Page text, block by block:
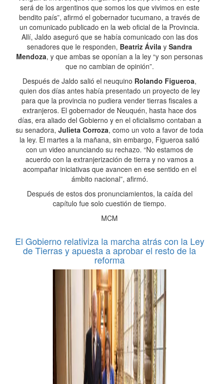
será de los argentinos que somos los que vivimos en este
bendito país”, afirmó el gobernador tucumano, a través de
un comunicado publicado en la web oficial de la Provincia.
Allí, Jaldo aseguró que se había comunicado con las dos
senadores que le responden, Beatriz Ávila y Sandra
Mendoza, y que ambas se oponían a la ley “y son personas
que no cambian de opinión”.
Después de Jaldo salió el neuquino Rolando Figueroa,
quien dos días antes había presentado un proyecto de ley
para que la provincia no pudiera vender tierras fiscales a
extranjeros. El gobernador de Neuquén, hasta hace dos
días, era aliado del Gobierno y en el oficialismo contaban a
su senadora, Julieta Corroza, como un voto a favor de toda
la ley. El martes a la mañana, sin embargo, Figueroa salió
con un video anunciando su rechazo. “No estamos de
acuerdo con la extranjerización de tierra y no vamos a
acompañar iniciativas que avancen en ese sentido en el
ámbito nacional”, afirmó.
Después de estos dos pronunciamientos, la caída del
capítulo fue solo cuestión de tiempo.
MCM
El Gobierno relativiza la marcha atrás con la Ley
de Tierras y apuesta a aprobar el resto de la
reforma